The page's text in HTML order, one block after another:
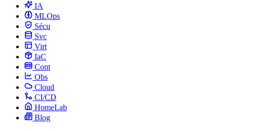
IA
MLOps
Sécu
Svc
Virt
IaC
Cont
Obs
Cloud
CI/CD
HomeLab
Blog